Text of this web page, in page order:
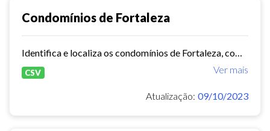
Condomínios de Fortaleza
Ver mais
CSV
Atualização: 09/10/2023